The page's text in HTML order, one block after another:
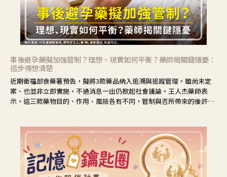
事後避孕藥擬加強管制？理想、現實如何平衡？藥師揭關鍵隱憂：
這步得想清楚
近期衛福部食藥署預告，擬將3款藥品納入追溯與追蹤管理。雖尚未定
案、也並非立即實施，不過消息一出仍掀起社會議論。王人杰藥師表
示，這三款藥物目的、作用、風險各有不同，管制與否所帶來的後許影